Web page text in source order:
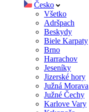
Česko
Všetko
Adršpach
Beskydy
Biele Karpaty
Brno
Harrachov
Jeseníky
Jizerské hory
Južná Morava
Južné Čechy
Karlove Vary